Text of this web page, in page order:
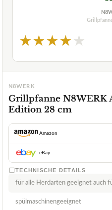
★★★★★
N8WERK
Grillpfanne N8WERK
Edition 28 cm
Amazon
eBay
TECHNISCHE DETAILS
für alle Herdarten geeignet auch
spülmaschinengeeignet